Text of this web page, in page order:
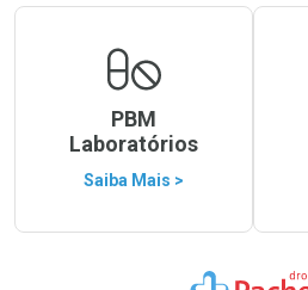
PBM
Laboratórios
Saiba Mais >
Ir para a Home